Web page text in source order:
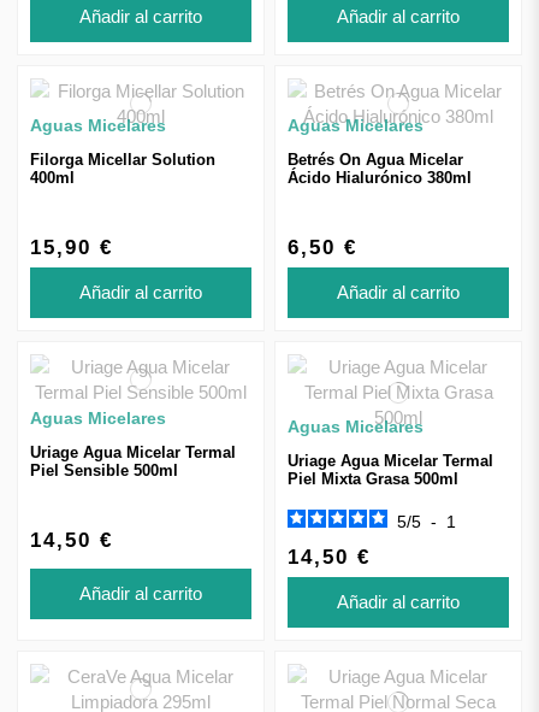
Añadir al carrito Añadir al carrito
Aguas Micelares
Filorga Micellar Solution
400ml
15,90 €
Añadir al carrito
Aguas Micelares
Betrés On Agua Micelar
Ácido Hialurónico 380ml
6,50 €
Añadir al carrito
Aguas Micelares
Uriage Agua Micelar Termal
Piel Sensible 500ml
14,50 €
Añadir al carrito
Aguas Micelares
Uriage Agua Micelar Termal
Piel Mixta Grasa 500ml
5/5 - 1
14,50 €
Añadir al carrito